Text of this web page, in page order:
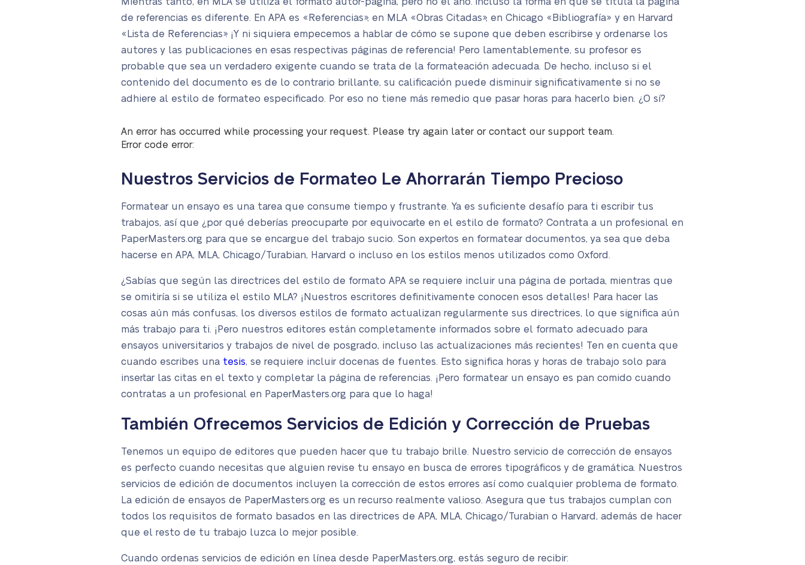
de referencias es diferente. En APA es «Referencias», en MLA «Obras Citadas», en Chicago «Bibliografía» y en Harvard
«Lista de Referencias». ¡Y ni siquiera empecemos a hablar de cómo se supone que deben escribirse y ordenarse los
autores y las publicaciones en esas respectivas páginas de referencia! Pero lamentablemente, su profesor es
probable que sea un verdadero exigente cuando se trata de la formateación adecuada. De hecho, incluso si el
contenido del documento es de lo contrario brillante, su calificación puede disminuir significativamente si no se
adhiere al estilo de formateo especificado. Por eso no tiene más remedio que pasar horas para hacerlo bien. ¿O sí?
An error has occurred while processing your request. Please try again later or contact our support team.
Error code error:
Nuestros Servicios de Formateo Le Ahorrarán Tiempo Precioso
Formatear un ensayo es una tarea que consume tiempo y frustrante. Ya es suficiente desafío para ti escribir tus
trabajos, así que ¿por qué deberías preocuparte por equivocarte en el estilo de formato? Contrata a un profesional en
PaperMasters.org para que se encargue del trabajo sucio. Son expertos en formatear documentos, ya sea que deba
hacerse en APA, MLA, Chicago/Turabian, Harvard o incluso en los estilos menos utilizados como Oxford.
¿Sabías que según las directrices del estilo de formato APA se requiere incluir una página de portada, mientras que
se omitiría si se utiliza el estilo MLA? ¡Nuestros escritores definitivamente conocen esos detalles! Para hacer las
cosas aún más confusas, los diversos estilos de formato actualizan regularmente sus directrices, lo que significa aún
más trabajo para ti. ¡Pero nuestros editores están completamente informados sobre el formato adecuado para
ensayos universitarios y trabajos de nivel de posgrado, incluso las actualizaciones más recientes! Ten en cuenta que
cuando escribes una tesis, se requiere incluir docenas de fuentes. Esto significa horas y horas de trabajo solo para
insertar las citas en el texto y completar la página de referencias. ¡Pero formatear un ensayo es pan comido cuando
contratas a un profesional en PaperMasters.org para que lo haga!
También Ofrecemos Servicios de Edición y Corrección de Pruebas
Tenemos un equipo de editores que pueden hacer que tu trabajo brille. Nuestro servicio de corrección de ensayos
es perfecto cuando necesitas que alguien revise tu ensayo en busca de errores tipográficos y de gramática. Nuestros
servicios de edición de documentos incluyen la corrección de estos errores así como cualquier problema de formato.
La edición de ensayos de PaperMasters.org es un recurso realmente valioso. Asegura que tus trabajos cumplan con
todos los requisitos de formato basados en las directrices de APA, MLA, Chicago/Turabian o Harvard, además de hacer
que el resto de tu trabajo luzca lo mejor posible.
Cuando ordenas servicios de edición en línea desde PaperMasters.org, estás seguro de recibir: